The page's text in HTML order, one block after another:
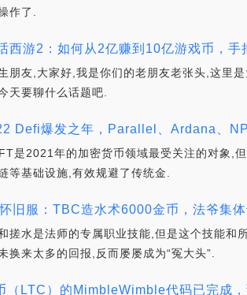
作了.
西游2：如何从2亿赚到10亿游戏币，手
朋友,大家好,我是你们的老朋友老张头,这里
天要聊什么话题吧.
Defi爆发之年，Parallel、Ardana、
是2021年的加密货币领域最受关注的对象,
等基础设施,有效规避了传统金.
旧服：TBC造水术6000金币，法爷集
搓水是法师的专属职业技能,但是这个技能
换来太多的回报,反而屡屡成为“冤大头”.
（LTC）的MimbleWimble代码已完成